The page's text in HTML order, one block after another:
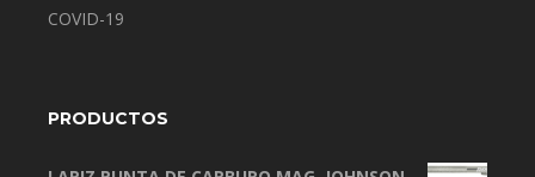
COVID-19
PRODUCTOS